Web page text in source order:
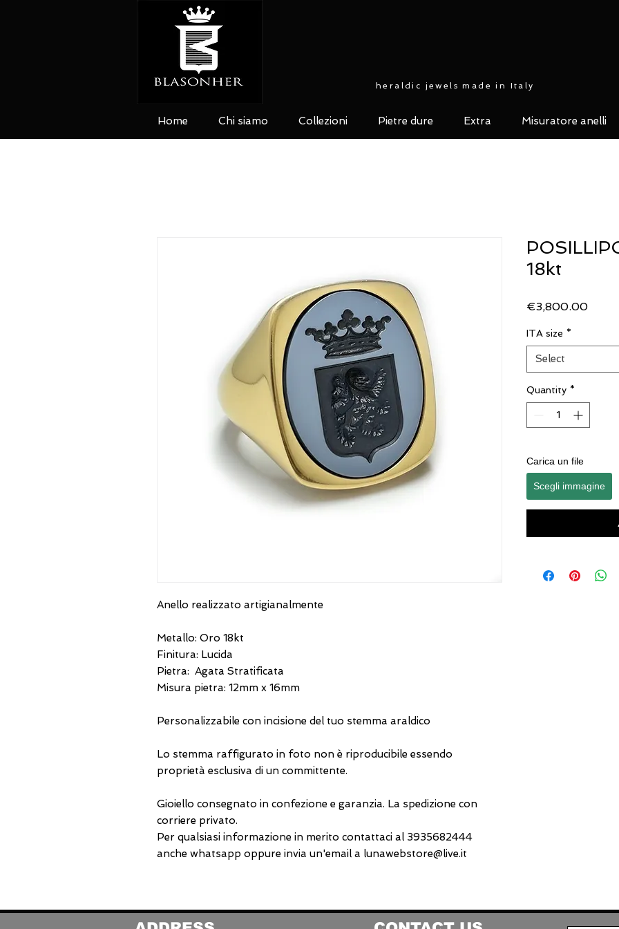
Home Chi siamo Collezioni Pietre dure Extra Misuratore anelli
Anello realizzato artigianalmente
Metallo: Oro 18kt
Finitura: Lucida
Pietra: Agata Stratificata
Misura pietra: 12mm x 16mm
Personalizzabile con incisione del tuo stemma araldico
Lo stemma raffigurato in foto non è riproducibile essendo
proprietà esclusiva di un committente.
Gioiello consegnato in confezione e garanzia. La spedizione con
corriere privato.
Per qualsiasi informazione in merito contattaci al 3935682444
anche whatsapp oppure invia un'email a lunawebstore@live.it
18kt
€3,800.00Price
ITA size *
Select
Quantity *
Carica un file
Scegli immagine
heraldic jewels made in Italy